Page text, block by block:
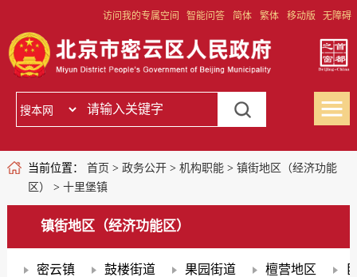
访问我的专属空间 智能问答 简体 繁体 移动版 无障碍
当前位置： 首页 > 政务公开> 机构职能> 镇街地区（经济功能
区）
> 十里堡镇
镇街地区（经济功能区）
密云镇 鼓楼街道 果园街道 檀营地区